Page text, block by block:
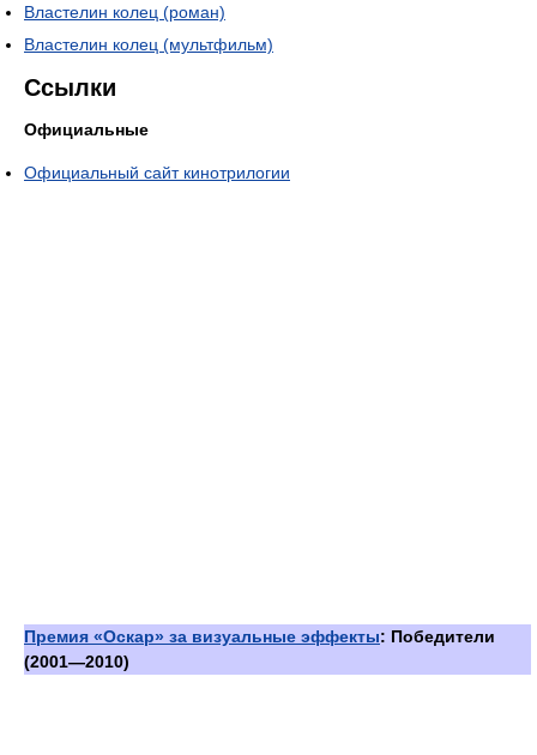
Властелин колец (роман)
Властелин колец (мультфильм)
Ссылки
Официальные
Официальный сайт кинотрилогии
Премия «Оскар» за визуальные эффекты: Победители
(2001—2010)